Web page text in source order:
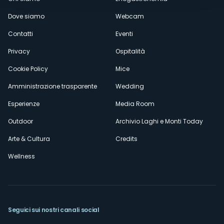
Menù
secondario
Dove siamo
Contatti
Privacy
Cookie Policy
Amministrazione trasparente
Esperienze
Outdoor
Arte & Cultura
Wellness
Webcam
Eventi
Ospitalità
Mice
Wedding
Media Room
Archivio Laghi e Monti Today
Credits
Seguici sui nostri canali social